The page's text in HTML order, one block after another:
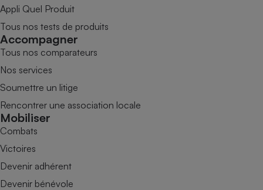
Appli Quel Produit
Tous nos tests de produits
Accompagner
Tous nos comparateurs
Nos services
Soumettre un litige
Rencontrer une association locale
Mobiliser
Combats
Victoires
Devenir adhérent
Devenir bénévole